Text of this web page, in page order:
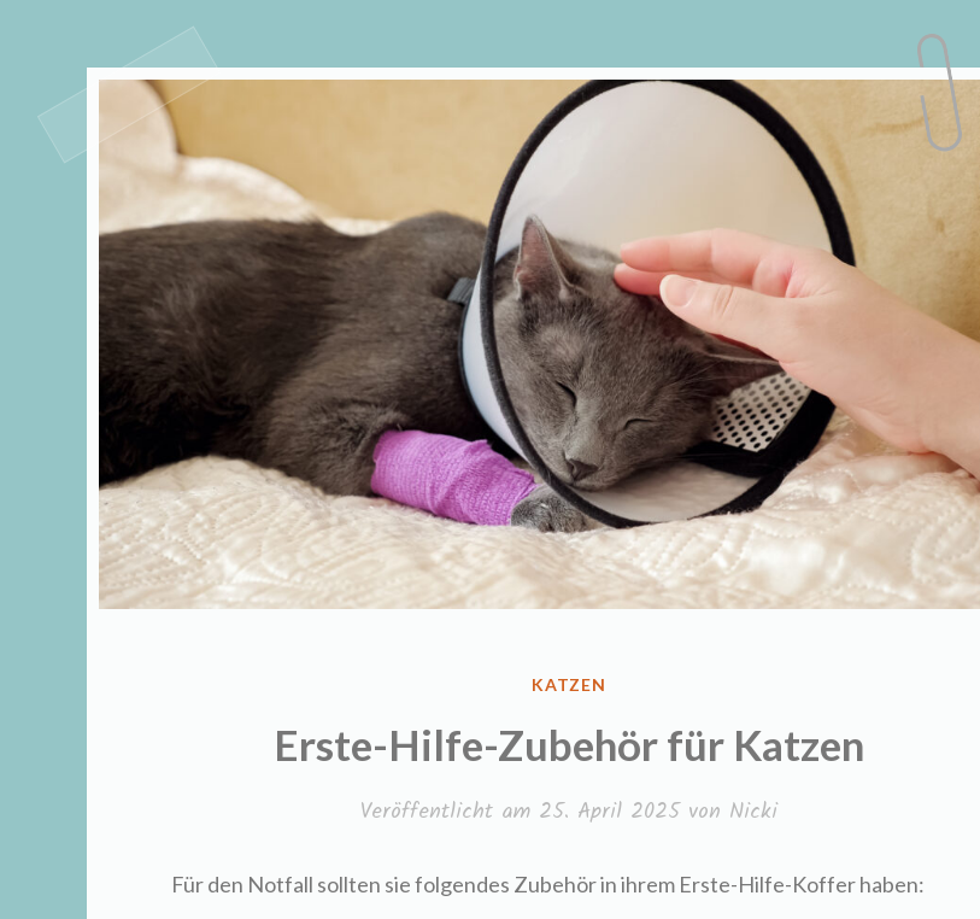
VERÖFFENTLICHT
KATZEN
Erste-Hilfe-Zubehör für Katzen
Veröffentlicht am 25. April 2025von Nicki
Für den Notfall sollten sie folgendes Zubehör in ihrem Erste-Hilfe-Koffer haben: